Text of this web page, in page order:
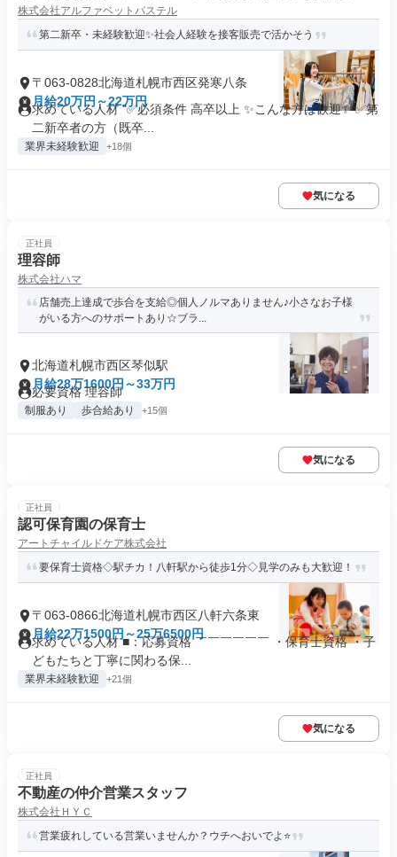
株式会社アルファベットパステル
第二新卒・未経験歓迎✨社会人経験を接客販売で活かそう
〒063-0828北海道札幌市西区発寒八条
月給20万円～22万円
求めている人材 "✅必須条件 高卒以上 ✨こんな方は歓迎✨ ✅第
二新卒者の方（既卒...
業界未経験歓迎 +18個
気になる
正社員
理容師
株式会社ハマ
店舗売上達成で歩合を支給◎個人ノルマありません♪小さなお子様
がいる方へのサポートあり☆ブラ...
北海道札幌市西区琴似駅
月給28万1600円～33万円
必要資格 理容師
制服あり 歩合給あり +15個
気になる
正社員
認可保育園の保育士
アートチャイルドケア株式会社
要保育士資格◇駅チカ！八軒駅から徒歩1分◇見学のみも大歓迎！
〒063-0866北海道札幌市西区八軒六条東
月給22万1500円～25万6500円
求めている人材 ■：応募資格 ￣￣￣￣￣￣ ・保育士資格 ・子
どもたちと丁寧に関わる保...
業界未経験歓迎 +21個
気になる
正社員
不動産の仲介営業スタッフ
株式会社ＨＹＣ
営業疲れしている営業いませんか？ウチへおいでよ⭐